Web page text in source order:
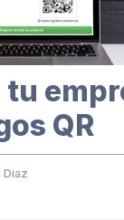
QR
Diaz